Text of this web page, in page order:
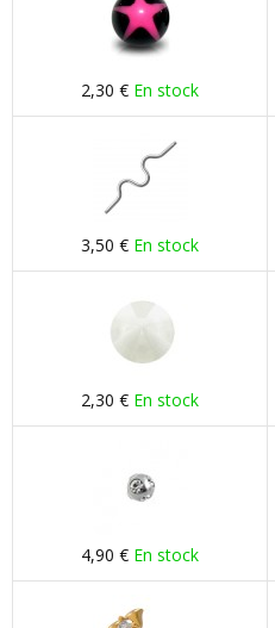
2,30 € En stock
3,50 € En stock
2,30 € En stock
4,90 € En stock